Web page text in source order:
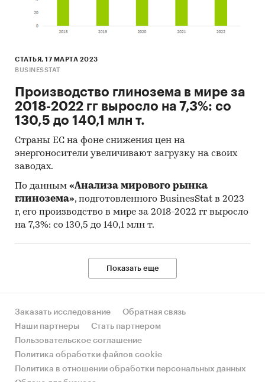
СТАТЬЯ, 17 МАРТА 2023
BUSINESSTAT
Производство глинозема в мире за
2018-2022 гг выросло на 7,3%: со
130,5 до 140,1 млн т.
Страны ЕС на фоне снижения цен на
энергоносители увеличивают загрузку на своих
заводах.
По данным «Анализа мирового рынка
глинозема», подготовленного BusinesStat в 2023
г, его производство в мире за 2018-2022 гг выросло
на 7,3%: со 130,5 до 140,1 млн т.
Показать еще
Заказать исследование
Обратная связь
Наши партнеры
Стать партнером
Пользовательское соглашение
Политика обработки файлов cookie
Политика в отношении обработки персональных данных